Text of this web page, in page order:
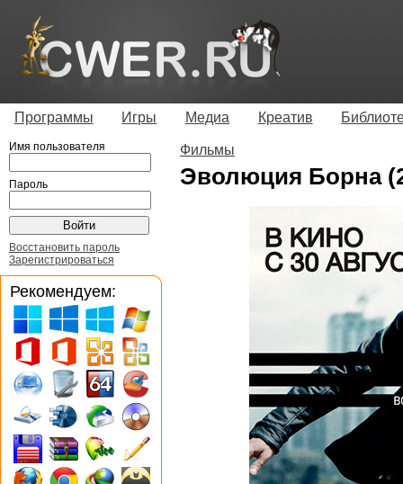
Программы Игры Медиа Креатив
Фильмы
Эволюция Борна
Имя пользователя
Пароль
Восстановить пароль
Зарегистрироваться
Рекомендуем: